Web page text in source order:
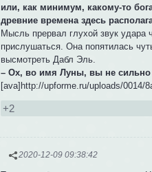
или, как минимум, какому-то
древние времена здесь
Мысль прервал глухой звук удара
прислушаться. Она попятилась
высмотреть Дабл Эль.
– Ох, во имя Луны, вы не
[ava]http://upforme.ru/uploads/
+2
2020-12-09 09:38:42